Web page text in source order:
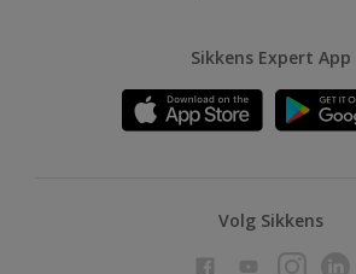
Sikkens Expert App
Volg Sikkens